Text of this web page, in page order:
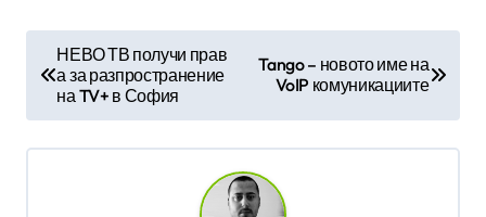
в
и
НЕВО ТВ получи прав
а за разпространение
на TV+ в София
Tango – новото име на
VoIP комуникациите